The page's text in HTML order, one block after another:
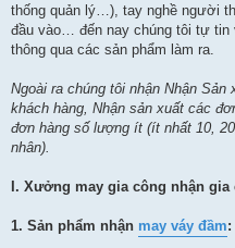
thống quản lý…), tay nghề người
đầu vào… đến nay chúng tôi tự
thông qua các sản phẩm làm ra.
Ngoài ra chúng tôi nhận Nhận
khách hàng, Nhận sản xuất các
đơn hàng số lượng ít (ít nhất 10,
nhân).
I. Xưởng may gia công nhận
1. Sản phẩm nhận may váy đầm: